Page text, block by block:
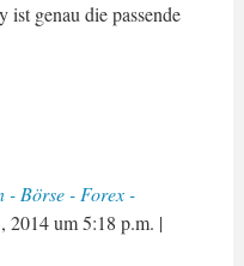
genau die passende
- Börse - Forex -
2014um5:18 p.m. |